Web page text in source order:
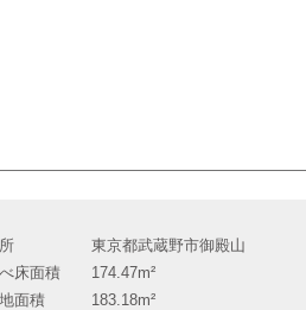
東京都武蔵野市御殿山
床面積
174.47m²
面積
183.18m²